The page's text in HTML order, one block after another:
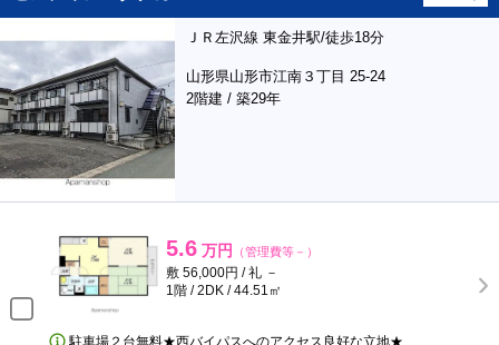
ＪＲ左沢線 東金井駅/徒歩18分
山形県山形市江南３丁目 25-24
2階建 / 築29年
5.6 万円 （管理費等－）
敷 56,000円 / 礼 －
1階 / 2DK / 44.51㎡
駐車場２台無料★西バイパスへのアクセス良好な立地★